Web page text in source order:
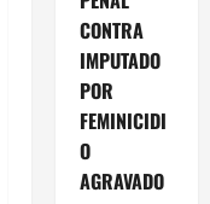
CONTRA
IMPUTADO
POR
FEMINICIDI
O
AGRAVADO